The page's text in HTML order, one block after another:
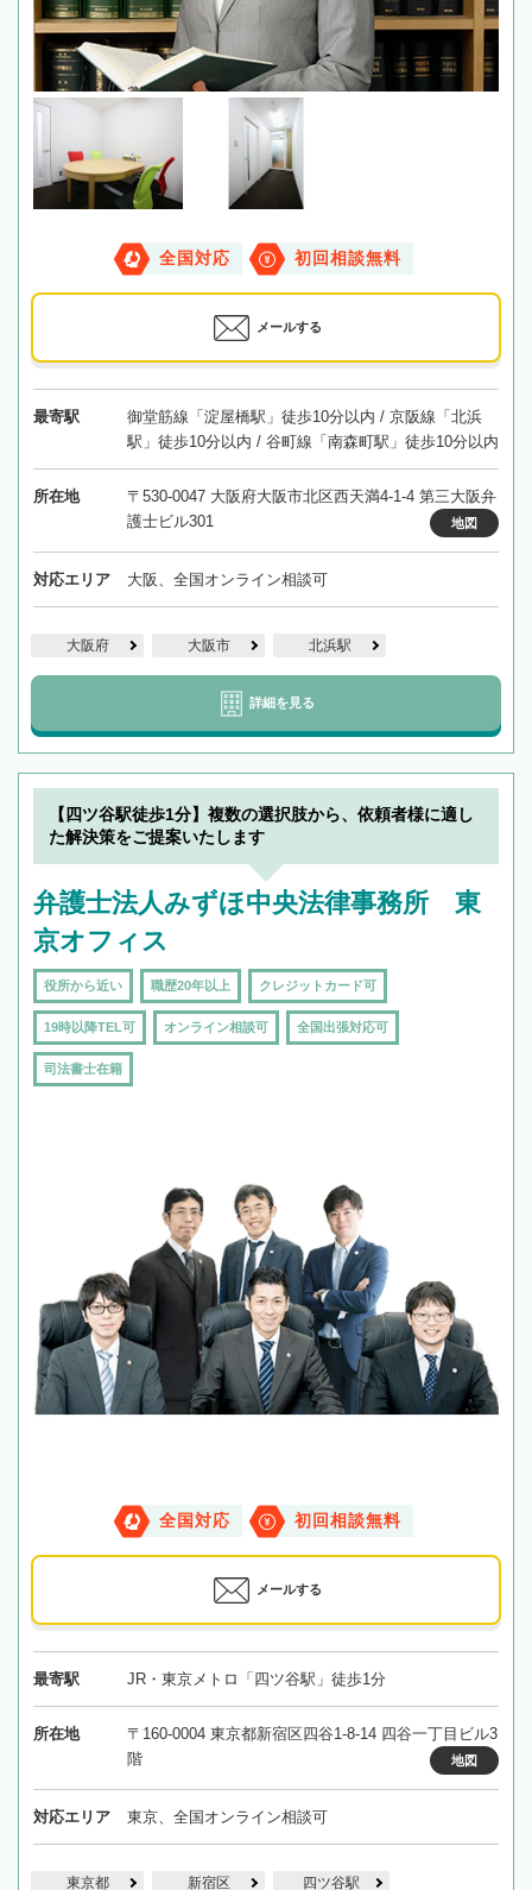
全国対応 初回相談無料
メールする
最寄駅
御堂筋線「淀屋橋駅」徒歩10分以内 / 京阪線「北浜
駅」徒歩10分以内 / 谷町線「南森町駅」徒歩10分以内
所在地
〒530-0047 大阪府大阪市北区西天満4-1-4 第三大阪弁
護士ビル301
地図
対応エリア 大阪、全国オンライン相談可
大阪府 大阪市 北浜駅
詳細を見る
【四ツ谷駅徒歩1分】複数の選択肢から、依頼者様に適し
た解決策をご提案いたします
弁護士法人みずほ中央法律事務所 東
京オフィス
役所から近い 職歴20年以上 クレジットカード可
19時以降TEL可 オンライン相談可 全国出張対応可
司法書士在籍
全国対応 初回相談無料
メールする
最寄駅 JR・東京メトロ「四ツ谷駅」徒歩1分
所在地
〒160-0004 東京都新宿区四谷1-8-14 四谷一丁目ビル3
階
地図
対応エリア 東京、全国オンライン相談可
東京都 新宿区 四ツ谷駅